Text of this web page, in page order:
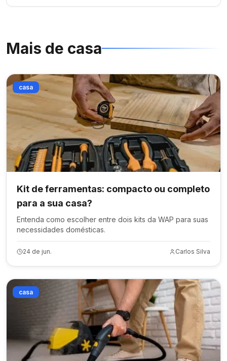
Mais de casa
casa
Kit de ferramentas: compacto ou completo
para a sua casa?
Entenda como escolher entre dois kits da WAP para suas
necessidades domésticas.
24 de jun. Carlos Silva
casa